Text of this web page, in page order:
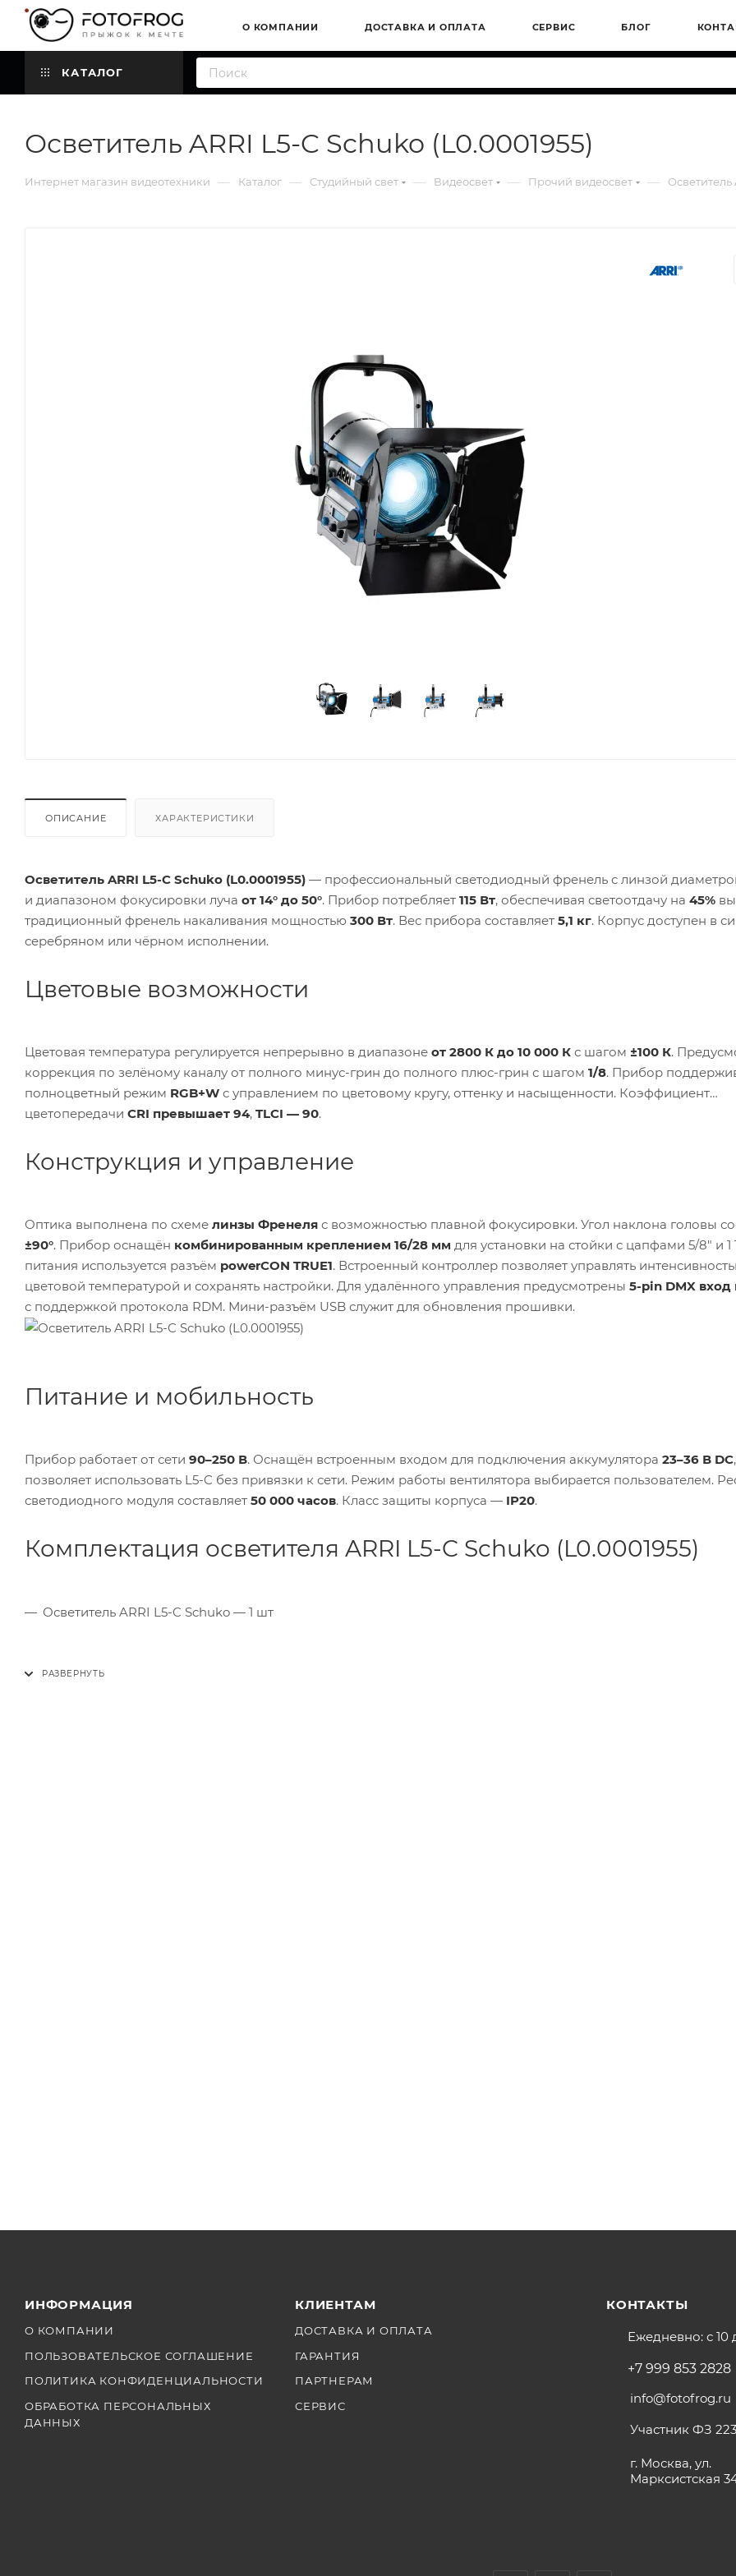
О КОМПАНИИ ДОСТАВКА И ОПЛАТА СЕРВИС БЛОГ
КАТАЛОГ
Осветитель ARRI L5-C Schuko (L0.0001955)
Интернет магазин видеотехники — Каталог — Студийный свет — Видеосвет — Прочий видеосвет — Осветитель
ОПИСАНИЕ ХАРАКТЕРИСТИКИ
Осветитель ARRI L5-C Schuko (L0.0001955) — профессиональный светодиодный френель с линзой
и диапазоном фокусировки луча от 14° до 50°. Прибор потребляет 115 Вт, обеспечивая светоотдачу на 45%
традиционный френель накаливания мощностью 300 Вт. Вес прибора составляет 5,1 кг. Корпус доступен в
серебряном или чёрном исполнении.
Цветовые возможности
Цветовая температура регулируется непрерывно в диапазоне от 2800 К до 10 000 К с шагом ±100 К.
коррекция по зелёному каналу от полного минус-грин до полного плюс-грин с шагом 1/8. Прибор
полноцветный режим RGB+W с управлением по цветовому кругу, оттенку и насыщенности. Коэффициент
цветопередачи CRI превышает 94, TLCI — 90.
Конструкция и управление
Оптика выполнена по схеме линзы Френеля с возможностью плавной фокусировки. Угол наклона головы
±90°. Прибор оснащён комбинированным креплением 16/28 мм для установки на стойки с цапфами 5/8" и 1
питания используется разъём powerCON TRUE1. Встроенный контроллер позволяет управлять
цветовой температурой и сохранять настройки. Для удалённого управления предусмотрены 5-pin DMX
с поддержкой протокола RDM. Мини-разъём USB служит для обновления прошивки.
Питание и мобильность
Прибор работает от сети 90–250 В. Оснащён встроенным входом для подключения аккумулятора 23–36 В DC
позволяет использовать L5-C без привязки к сети. Режим работы вентилятора выбирается пользователем.
светодиодного модуля составляет 50 000 часов. Класс защиты корпуса — IP20.
Комплектация осветителя ARRI L5-C Schuko (L0.0001955)
Осветитель ARRI L5-C Schuko — 1 шт
ИНФОРМАЦИЯ
О КОМПАНИИ
ПОЛЬЗОВАТЕЛЬСКОЕ СОГЛАШЕНИЕ
ПОЛИТИКА КОНФИДЕНЦИАЛЬНОСТИ
ОБРАБОТКА ПЕРСОНАЛЬНЫХ
ДАННЫХ
КЛИЕНТАМ
ДОСТАВКА И ОПЛАТА
ГАРАНТИЯ
ПАРТНЕРАМ
СЕРВИС
КОНТАКТЫ
Ежедневно: с 10
+7 999 853 2828
info@fotofrog.ru
Участник ФЗ
г. Москва, ул.
Марксистская